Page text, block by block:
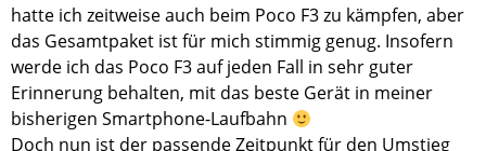
hatte ich zeitweise auch beim Poco F3 zu kämpfen, aber
das Gesamtpaket ist für mich stimmig genug. Insofern
werde ich das Poco F3 auf jeden Fall in sehr guter
Erinnerung behalten, mit das beste Gerät in meiner
bisherigen Smartphone-Laufbahn
Doch nun ist der passende Zeitpunkt für den Umstieg